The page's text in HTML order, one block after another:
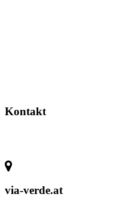
Kontakt
via-verde.at